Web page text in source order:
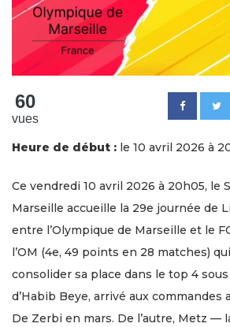
60
vues
Heure de début : le 10 avril 2026 à
Ce vendredi 10 avril 2026 à 20h05, le
Marseille accueille la 29e journée de
entre l’Olympique de Marseille et le
l’OM (4e, 49 points en 28 matches)
consolider sa place dans le top 4
d’Habib Beye, arrivé aux commandes
De Zerbi en mars. De l’autre, Metz —